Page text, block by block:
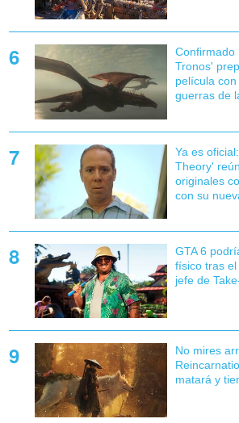
Confirmado
Tronos'
película
guerras de
Ya es
Theory'
originales
con su
GTA 6
físico tras
jefe de
No mires
matará y